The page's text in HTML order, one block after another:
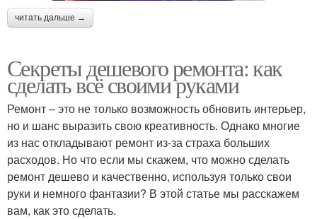
читать дальше →
Секреты дешевого ремонта: как
сделать всё своими руками
Ремонт – это не только возможность обновить интерьер,
но и шанс выразить свою креативность. Однако многие
из нас откладывают ремонт из-за страха больших
расходов. Но что если мы скажем, что можно сделать
ремонт дешево и качественно, используя только свои
руки и немного фантазии? В этой статье мы расскажем
вам, как это сделать.